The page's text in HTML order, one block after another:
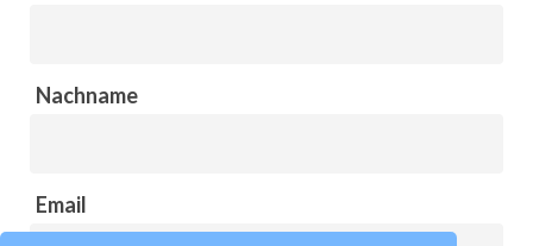
Nachname
Email